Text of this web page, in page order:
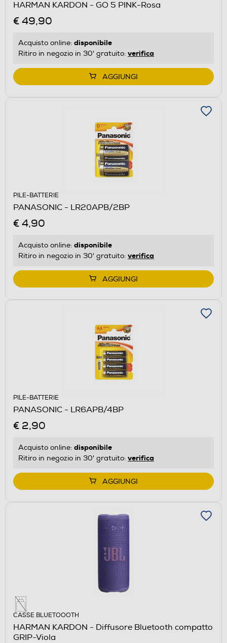
HARMAN KARDON - GO 5 PINK-Rosa
€ 49,90
Acquisto online: disponibile
Ritiro in negozio in 30' gratuito: verifica
AGGIUNGI
PILE-BATTERIE
PANASONIC - LR20APB/2BP
€ 4,90
Acquisto online: disponibile
Ritiro in negozio in 30' gratuito: verifica
AGGIUNGI
PILE-BATTERIE
PANASONIC - LR6APB/4BP
€ 2,90
Acquisto online: disponibile
Ritiro in negozio in 30' gratuito: verifica
AGGIUNGI
CASSE BLUETOOOTH
HARMAN KARDON - Diffusore Bluetooth compatto
GRIP-Viola